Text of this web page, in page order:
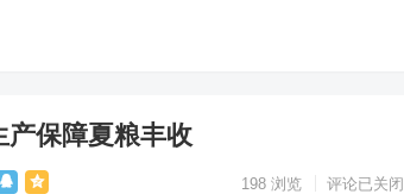
产保障夏粮丰收
198 浏览 评论已关闭